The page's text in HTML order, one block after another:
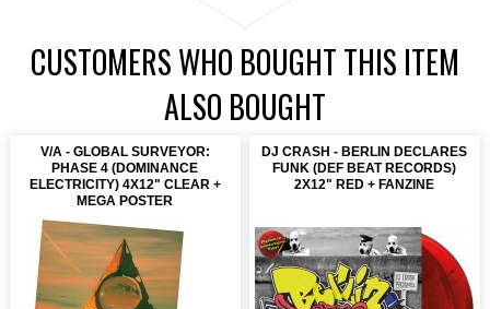
CUSTOMERS WHO BOUGHT THIS ITEM
ALSO BOUGHT
V/A - GLOBAL SURVEYOR:
PHASE 4 (DOMINANCE
ELECTRICITY) 4X12" CLEAR +
MEGA POSTER
DJ CRASH - BERLIN DECLARES
FUNK (DEF BEAT RECORDS)
2X12" RED + FANZINE